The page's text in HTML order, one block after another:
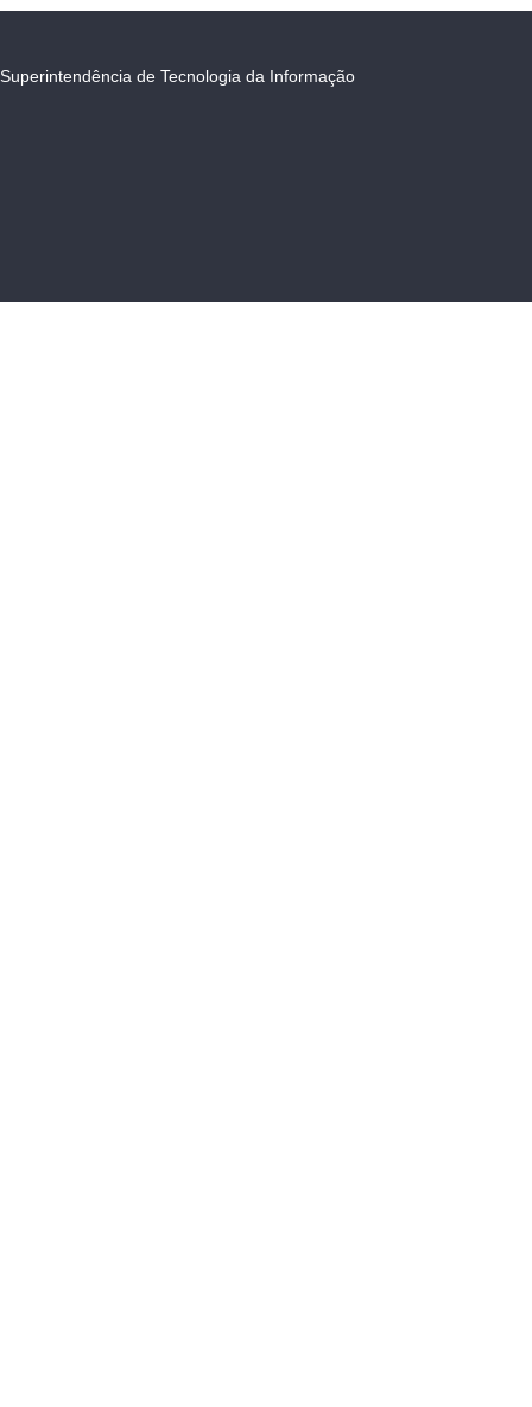
Superintendência de Tecnologia da Informação